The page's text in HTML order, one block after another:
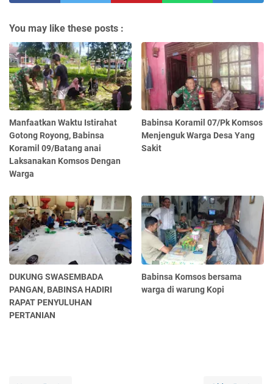
You may like these posts :
Manfaatkan Waktu Istirahat
Gotong Royong, Babinsa
Koramil 09/Batang anai
Laksanakan Komsos Dengan
Warga
Babinsa Koramil 07/Pk Komsos
Menjenguk Warga Desa Yang
Sakit
DUKUNG SWASEMBADA
PANGAN, BABINSA HADIRI
RAPAT PENYULUHAN
PERTANIAN
Babinsa Komsos bersama
warga di warung Kopi